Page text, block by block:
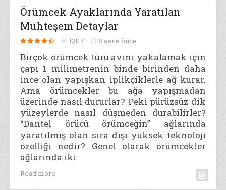
Örümcek Ayaklarında Yaratılan
Muhteşem Detaylar
12117 8 sene önce
Birçok örümcek türü avını yakalamak için
çapı 1 milimetrenin binde birinden daha
ince olan yapışkan iplikçiklerle ağ kurar.
Ama örümcekler bu ağa yapışmadan
üzerinde nasıl dururlar? Peki pürüzsüz dik
yüzeylerde nasıl düşmeden durabilirler?
“Dantel örücü örümceğin” ağlarında
yaratılmış olan sıra dışı yüksek teknoloji
özelliği nedir? Genel olarak örümcekler
ağlarında iki
Read more